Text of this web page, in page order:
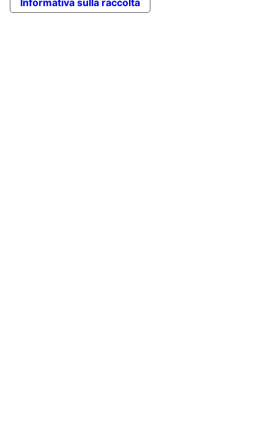
Informativa sulla raccolta